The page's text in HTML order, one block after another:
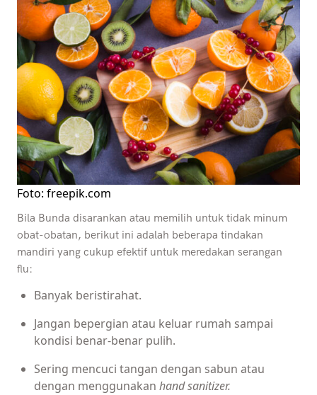
Foto: freepik.com
Bila Bunda disarankan atau memilih untuk tidak minum
obat-obatan, berikut ini adalah beberapa tindakan
mandiri yang cukup efektif untuk meredakan serangan
flu:
Banyak beristirahat.
Jangan bepergian atau keluar rumah sampai
kondisi benar-benar pulih.
Sering mencuci tangan dengan sabun atau
dengan menggunakan hand sanitizer.